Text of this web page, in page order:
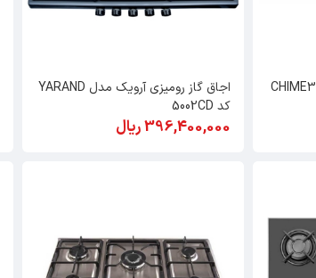
اجاق گاز رومیزی آرویک مدل CHIME3
اجاق گاز رومیزی آرویک مدل YARAND
کد 5002CD
396,400,000 ریال